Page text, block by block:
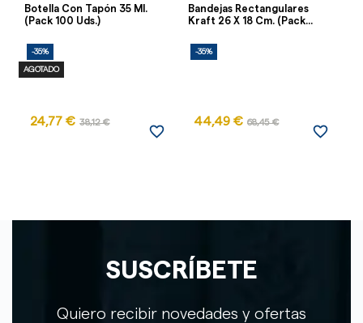
Botella Con Tapón 35 Ml.
(Pack 100 Uds.)
-35%
AGOTADO
24,77 € 38,12 €
favorite_border
Bandejas Rectangulares
Kraft 26 X 18 Cm. (Pack...
-35%
44,49 € 68,45 €
favorite_border
SUSCRÍBETE
Quiero recibir novedades y ofertas